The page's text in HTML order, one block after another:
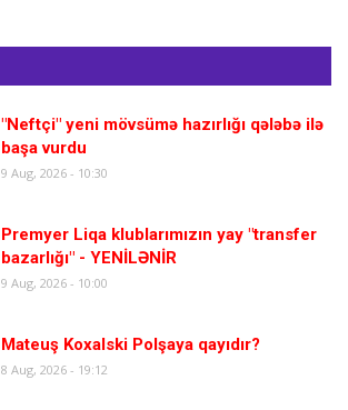
"Neftçi" yeni mövsümə hazırlığı qələbə ilə
başa vurdu
9 Aug, 2026 - 10:30
Premyer Liqa klublarımızın yay "transfer
bazarlığı" - YENİLƏNİR
9 Aug, 2026 - 10:00
Mateuş Koxalski Polşaya qayıdır?
8 Aug, 2026 - 19:12